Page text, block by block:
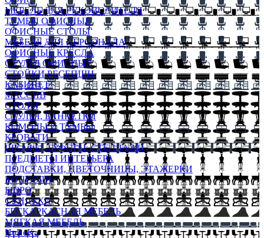
МЕБЕЛЬ ДЛЯ РУКОВОДИТЕЛЯ
ТУМБЫ ОФИСНЫЕ
ОФИСНЫЕ СТОЛЫ
МЕБЕЛЬ ДЛЯ ПЕРСОНАЛА
ОФИСНЫЕ КРЕСЛА
СТУЛЬЯ ОФИСНЫЕ
СТОЙКИ РЕСЕПШН
КАБИНЕТ
МАССИВ
СТОЛЫ
СТУЛЬЯ, БАНКЕТКИ
КОМОДЫ И ТУМБЫ
КРОВАТИ
ШКАФЫ, БУФЕТЫ, СТЕЛЛАЖИ
ПРЕДМЕТЫ ИНТЕРЬЕРА
ПОДСТАВКИ, ЦВЕТОЧНИЦЫ, ЭТАЖЕРКИ
КОНСОЛИ
БЮРО
СУНДУКИ
БЕСКАРКАСНАЯ МЕБЕЛЬ
МЯГКАЯ МЕБЕЛЬ
HoReKa